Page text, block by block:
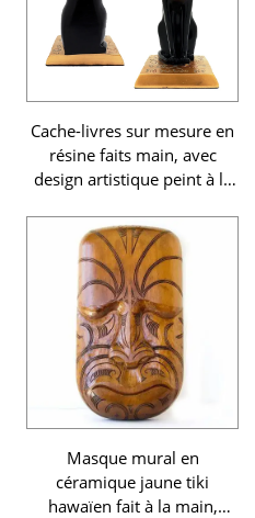
Cache-livres sur mesure en
résine faits main, avec
design artistique peint à la
intérieure
Masque mural en
céramique jaune tiki
hawaïen fait à la main,